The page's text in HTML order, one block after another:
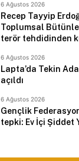
6 Ağustos 2026
Recep Tayyip
Toplumsal
terör tehdidinden
6 Ağustos 2026
Lapta’da Tekin
açıldı
6 Ağustos 2026
Gençlik
tepki: Ev İçi Şiddet